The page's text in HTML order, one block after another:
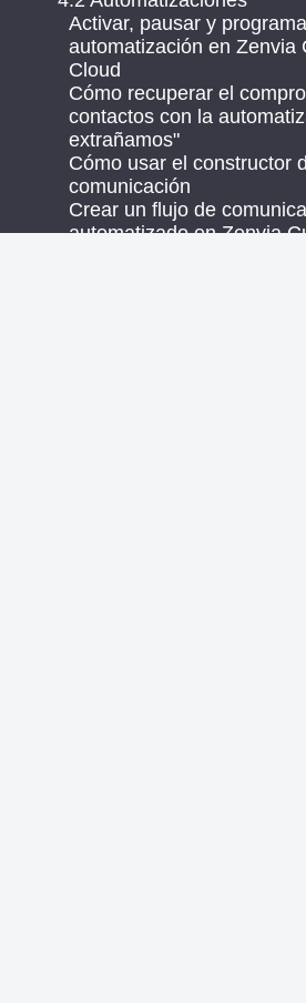
Activar, pausar y
automatización en Zenvia
Cloud
Cómo recuperar el
contactos con la
extrañamos"
Cómo usar el constructor
comunicación
Crear un flujo de
automatizado en Zenvia